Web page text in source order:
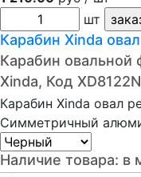
шт
Карабин Xinda
Карабин овальной
Xinda, Код XD8122N
Карабин Xinda овал
Симметричный
Наличие товара: в